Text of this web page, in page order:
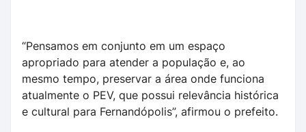
“Pensamos em conjunto em um espaço
apropriado para atender a população e, ao
mesmo tempo, preservar a área onde funciona
atualmente o PEV, que possui relevância histórica
e cultural para Fernandópolis”, afirmou o prefeito.